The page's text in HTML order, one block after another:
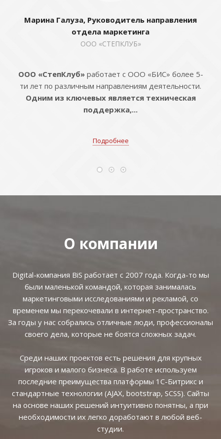
Марина Галуза, Руководитель направления
отдела маркетинга
ООО «СТЕПКЛУБ»
ООО «СтепКлуб»работает с ООО «БИС» более 5-
ти лет по различным направлениям деятельности.
Одним из ключевых является техническая
поддержка,...
Подробнее
О компании
Digital-компания BiS работает с 2007 года. Когда-то мы
были маленькой командой, которая занималась
маркетинговыми исследованиями и рекламой, со
временем мы перекочевали в интернет-пространство.
За годы у нас собрались отличные люди, профессионалы
своего дела, которые не боятся сложных задач.
Среди наших проектов есть решения для крупных
игроков и малого бизнеса. В работе используем
последние преимущества платформы 1С-Битрикс и
стандартные технологии (AJAX, bootstrap, SCSS). Сайты
на основе наших решений интуитивно понятны, а при
необходимости их легко доработают в любой веб-
студии.